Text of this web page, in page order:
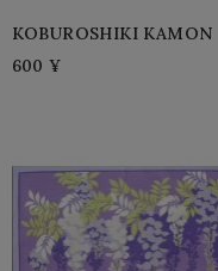
KOBUROSHIKI KAMON
600 ¥